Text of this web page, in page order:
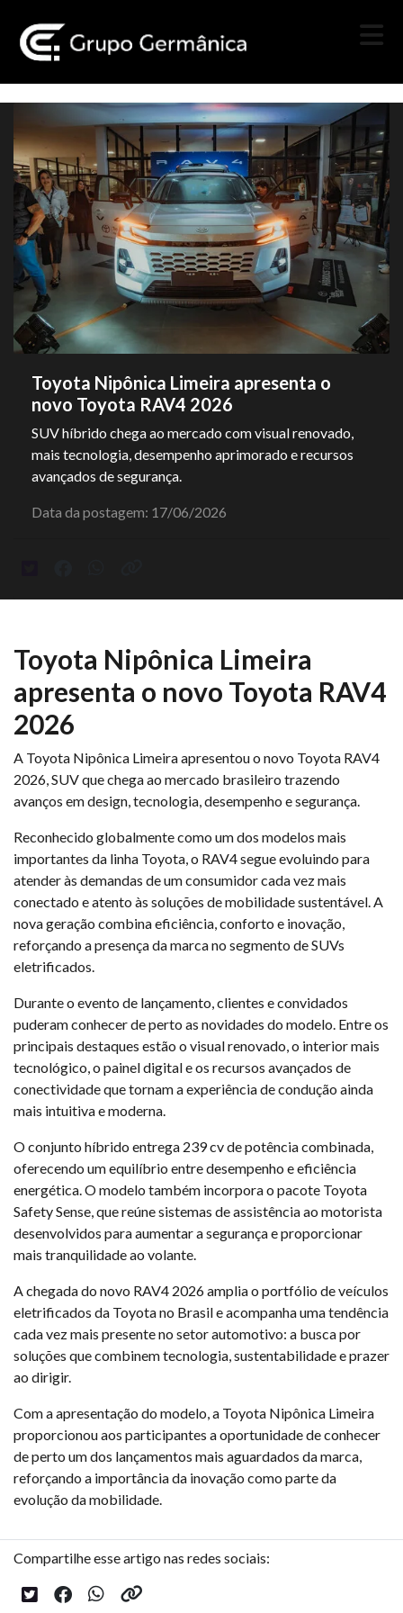
Toyota Nipônica Limeira apresenta o
novo Toyota RAV4 2026
SUV híbrido chega ao mercado com visual renovado,
mais tecnologia, desempenho aprimorado e recursos
avançados de segurança.
Data da postagem: 17/06/2026
Toyota Nipônica Limeira
apresenta o novo Toyota RAV4
2026
A Toyota Nipônica Limeira apresentou o novo Toyota RAV4
2026, SUV que chega ao mercado brasileiro trazendo
avanços em design, tecnologia, desempenho e segurança.
Reconhecido globalmente como um dos modelos mais
importantes da linha Toyota, o RAV4 segue evoluindo para
atender às demandas de um consumidor cada vez mais
conectado e atento às soluções de mobilidade sustentável. A
nova geração combina eficiência, conforto e inovação,
reforçando a presença da marca no segmento de SUVs
eletrificados.
Durante o evento de lançamento, clientes e convidados
puderam conhecer de perto as novidades do modelo. Entre os
principais destaques estão o visual renovado, o interior mais
tecnológico, o painel digital e os recursos avançados de
conectividade que tornam a experiência de condução ainda
mais intuitiva e moderna.
O conjunto híbrido entrega 239 cv de potência combinada,
oferecendo um equilíbrio entre desempenho e eficiência
energética. O modelo também incorpora o pacote Toyota
Safety Sense, que reúne sistemas de assistência ao motorista
desenvolvidos para aumentar a segurança e proporcionar
mais tranquilidade ao volante.
A chegada do novo RAV4 2026 amplia o portfólio de veículos
eletrificados da Toyota no Brasil e acompanha uma tendência
cada vez mais presente no setor automotivo: a busca por
soluções que combinem tecnologia, sustentabilidade e prazer
ao dirigir.
Com a apresentação do modelo, a Toyota Nipônica Limeira
proporcionou aos participantes a oportunidade de conhecer
de perto um dos lançamentos mais aguardados da marca,
reforçando a importância da inovação como parte da
evolução da mobilidade.
Compartilhe esse artigo nas redes sociais: